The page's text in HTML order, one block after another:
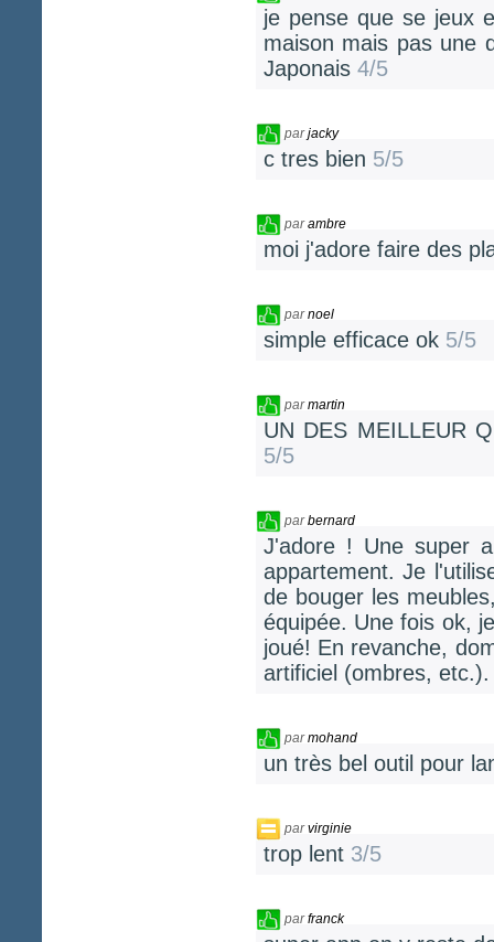
je pense que se jeux
maison mais pas une
Japonais 4/5
parjacky
c tres bien 5/5
parambre
moi j'adore faire des
parnoel
simple efficace ok 5/5
parmartin
UN DES MEILLEUR
5/5
parbernard
J'adore ! Une super
appartement. Je
de bouger les
équipée. Une fois ok,
joué! En revanche,
artificiel (ombres,
parmohand
un très bel outil pour
parvirginie
trop lent 3/5
parfranck